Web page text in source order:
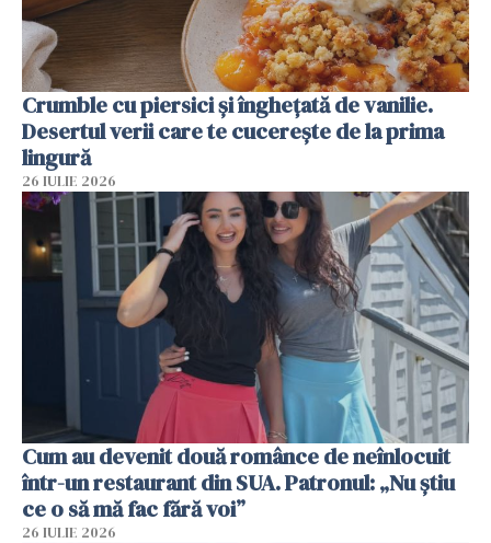
Crumble cu piersici și înghețată de vanilie.
Desertul verii care te cucerește de la prima
lingură
26 IULIE 2026
Cum au devenit două românce de neînlocuit
într-un restaurant din SUA. Patronul: „Nu știu
ce o să mă fac fără voi”
26 IULIE 2026